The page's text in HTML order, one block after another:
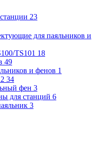
23
для паяльников и
TS101 18
49
и фенов 1
34
фен 3
для станций 6
3